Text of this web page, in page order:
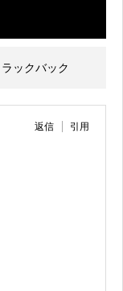
ックバック
返信 引用